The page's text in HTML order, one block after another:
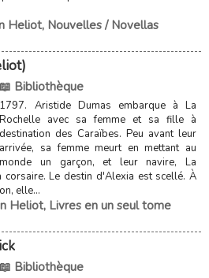
Heliot, Nouvelles / Novellas
📖 Bibliothèque
1797. Aristide Dumas embarque à La
Rochelle avec sa femme et sa fille à
destination des Caraïbes. Peu avant leur
arrivée, sa femme meurt en mettant au
monde un garçon, et leur navire, La
Le destin d'Alexia est scellé. À
elle...
Heliot, Livres en un seul tome
📖 Bibliothèque